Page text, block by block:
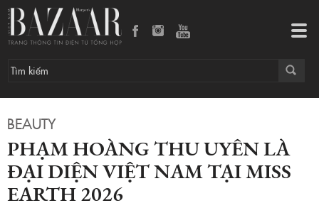
BEAUTY
PHẠM HOÀNG THU UYÊN LÀ
ĐẠI DIỆN VIỆT NAM TẠI MISS
EARTH 2026